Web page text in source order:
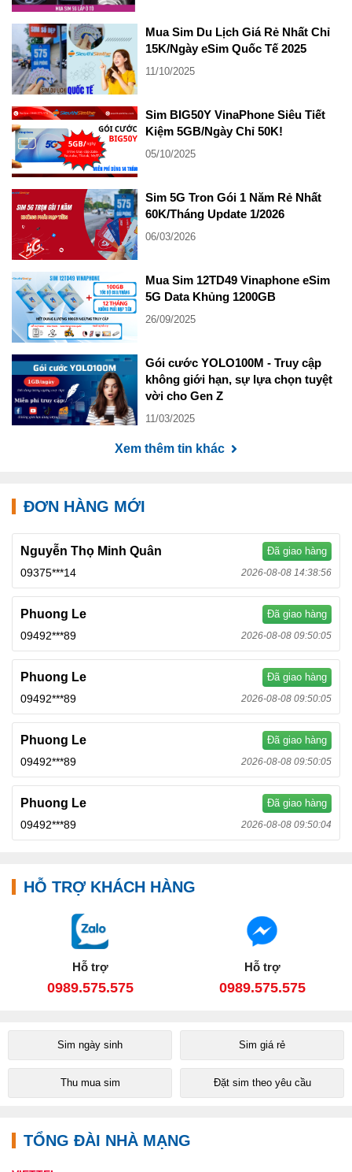
Mua Sim Du Lịch Giá Rẻ Nhất Chỉ
15K/Ngày eSim Quốc Tế 2025
11/10/2025
Sim BIG50Y VinaPhone Siêu Tiết
Kiệm 5GB/Ngày Chỉ 50K!
05/10/2025
Sim 5G Tron Gói 1 Năm Rẻ Nhất
60K/Tháng Update 1/2026
06/03/2026
Mua Sim 12TD49 Vinaphone eSim
5G Data Khủng 1200GB
26/09/2025
Gói cước YOLO100M - Truy cập
không giới hạn, sự lựa chọn tuyệt
vời cho Gen Z
11/03/2025
Xem thêm tin khác
ĐƠN HÀNG MỚI
Nguyễn Thọ Minh Quân Đã giao hàng
09375***14 2026-08-08 14:38:56
Phuong Le Đã giao hàng
09492***89 2026-08-08 09:50:05
Phuong Le Đã giao hàng
09492***89 2026-08-08 09:50:05
Phuong Le Đã giao hàng
09492***89 2026-08-08 09:50:05
Phuong Le Đã giao hàng
09492***89 2026-08-08 09:50:04
HỖ TRỢ KHÁCH HÀNG
Hỗ trợ
0989.575.575
Hỗ trợ
0989.575.575
Sim ngày sinh Sim giá rẻ
Thu mua sim Đặt sim theo yêu cầu
TỔNG ĐÀI NHÀ MẠNG